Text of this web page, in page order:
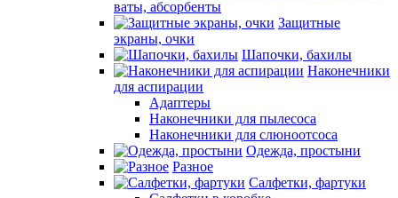
ваты, абсорбенты
Защитные
экраны, очки
Шапочки, бахилы
Наконечники
для аспирации
Адаптеры
Наконечники для пылесоса
Наконечники для слюноотсоса
Одежда, простыни
Разное
Салфетки, фартуки